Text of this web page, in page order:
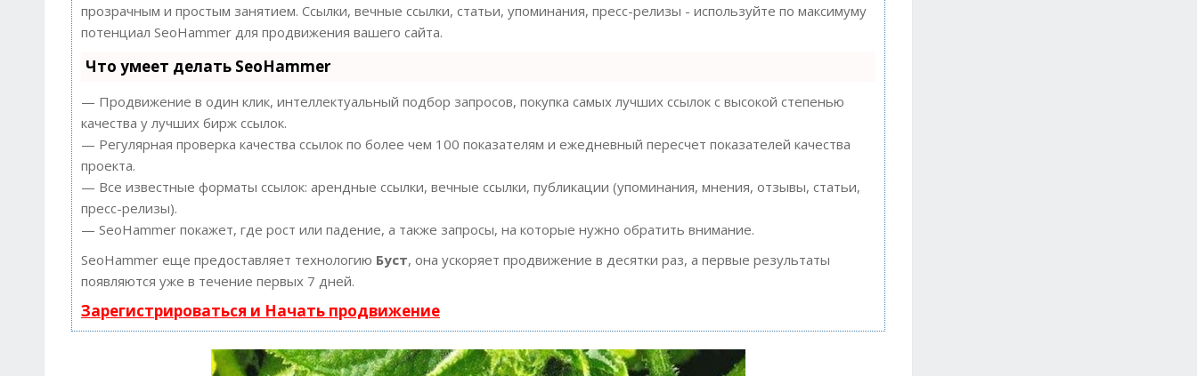
прозрачным и простым занятием. Ссылки, вечные ссылки, статьи, упоминания, пресс-релизы - используйте по максимуму
потенциал SeoHammer для продвижения вашего сайта.
Что умеет делать SeoHammer
— Продвижение в один клик, интеллектуальный подбор запросов, покупка самых лучших ссылок с высокой степенью
качества у лучших бирж ссылок.
— Регулярная проверка качества ссылок по более чем 100 показателям и ежедневный пересчет показателей качества
проекта.
— Все известные форматы ссылок: арендные ссылки, вечные ссылки, публикации (упоминания, мнения, отзывы, статьи,
пресс-релизы).
— SeoHammer покажет, где рост или падение, а также запросы, на которые нужно обратить внимание.
SeoHammer еще предоставляет технологию Буст, она ускоряет продвижение в десятки раз, а первые результаты
появляются уже в течение первых 7 дней.
Зарегистрироваться и Начать продвижение